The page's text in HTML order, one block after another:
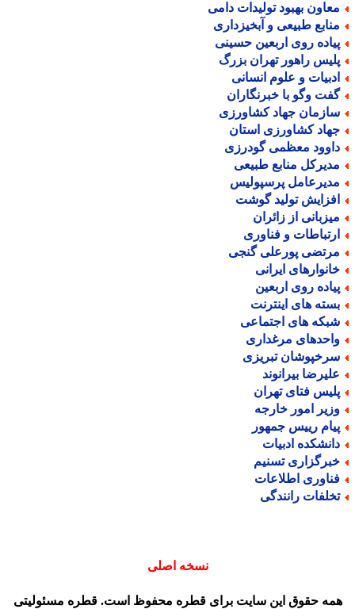
بهبود تولیدات دامی
طبیعی و آبخیزداری
روی اربعین حسینی
راهور تهران بزرگ
و علوم انسانی
وگو با خبرنگاران
جهاد کشاورزی
کشاورزی استان
معظمی گودرزی
منابع طبیعی
پرسپولیس
تولید گوشت
از زائران
و فناوری
پورعلی گنجی
ایرانی
روی اربعین
های اینترنت
های اجتماعی
مرغداری
تبریزی
بیرانوند
فتای تهران
امور خارجه
رییس جمهور
ادبیات
تسنیم
اطلاعات
رانندگی
نسخه اصلی
حقوق این سایت برای قطره محفوظ است. قطره مسئولیتی